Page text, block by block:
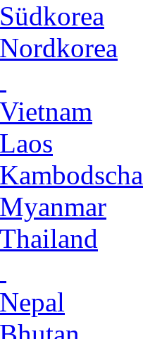
Südkorea
Nordkorea
Vietnam
Laos
Kambodscha
Myanmar
Thailand
Nepal